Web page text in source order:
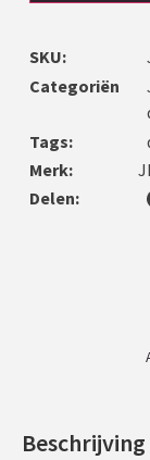
SKU:
Categoriën
Tags:
Merk:
Delen:
Beschrijving